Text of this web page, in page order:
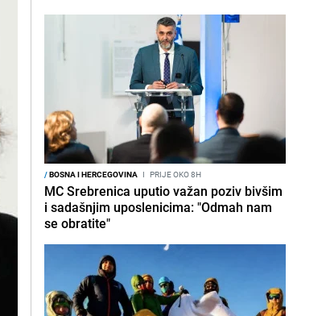
/BOSNA I HERCEGOVINA I PRIJE OKO 8H
MC Srebrenica uputio važan poziv bivšim
i sadašnjim uposlenicima: "Odmah nam
se obratite"